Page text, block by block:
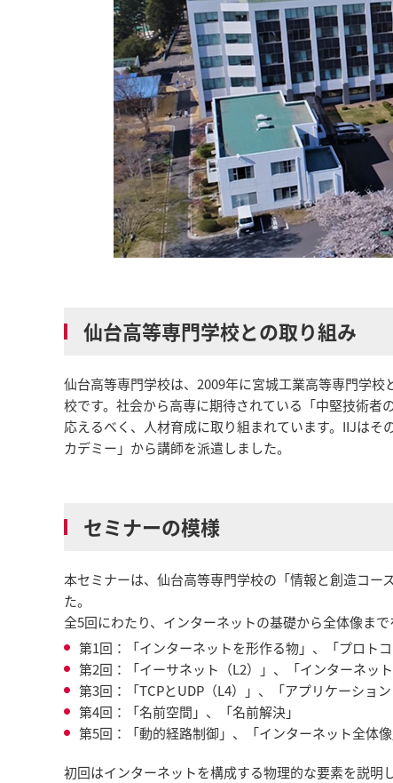
仙台高等専門学校との取り組み
仙台高等専門学校は、2009年に宮城工業高等専門学
校です。社会から高専に期待されている「中堅技術
応えるべく、人材育成に取り組まれています。IIJは
カデミー」から講師を派遣しました。
セミナーの模様
本セミナーは、仙台高等専門学校の「情報と創造コ
た。
全5回にわたり、インターネットの基礎から全体像ま
第1回：「インターネットを形作る物」、「プロトコ
第2回：「イーサネット（L2）」、「インターネッ
第3回：「TCPとUDP（L4）」、「アプリケーション
第4回：「名前空間」、「名前解決」
第5回：「動的経路制御」、「インターネット全体像
初回はインターネットを構成する物理的な要素を説明